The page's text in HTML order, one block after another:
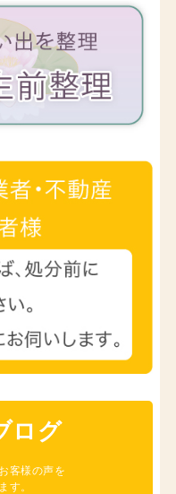
ログ
客様の声を
す。